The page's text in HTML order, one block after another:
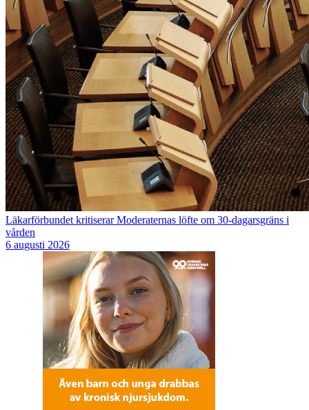
Läkarförbundet kritiserar Moderaternas löfte om 30-dagarsgräns i
vården
6 augusti 2026